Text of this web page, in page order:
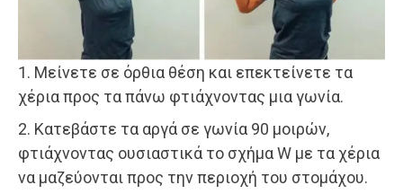
1. Μείνετε σε όρθια θέση και επεκτείνετε τα
χέρια προς τα πάνω φτιάχνοντας μια γωνία.
2. Κατεβάστε τα αργά σε γωνία 90 μοιρών,
φτιάχνοντας ουσιαστικά το σχήμα W με τα χέρια
να μαζεύονται προς την περιοχή του στομάχου.